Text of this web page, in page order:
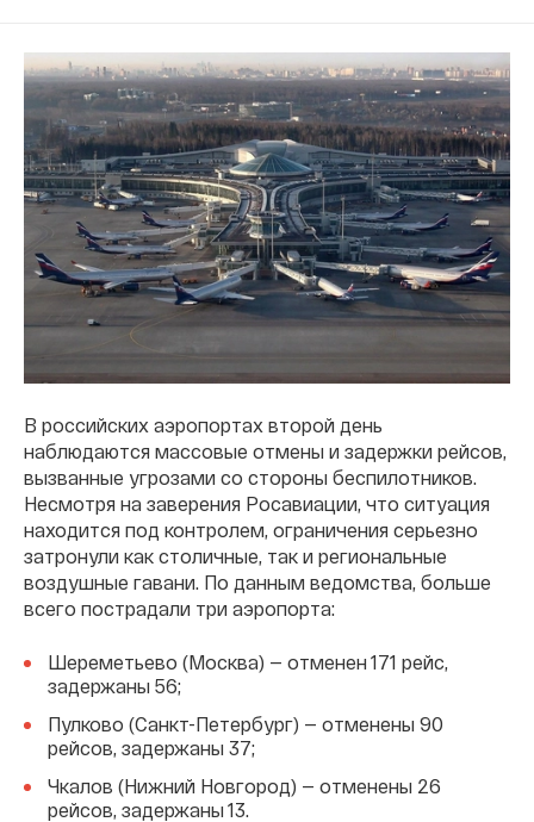
В российских аэропортах второй день
наблюдаются массовые отмены и задержки рейсов,
вызванные угрозами со стороны беспилотников.
Несмотря на заверения Росавиации, что ситуация
находится под контролем, ограничения серьезно
затронули как столичные, так и региональные
воздушные гавани. По данным ведомства, больше
всего пострадали три аэропорта:
Шереметьево (Москва) — отменен 171 рейс,
задержаны 56;
Пулково (Санкт-Петербург) — отменены 90
рейсов, задержаны 37;
Чкалов (Нижний Новгород) — отменены 26
рейсов, задержаны 13.